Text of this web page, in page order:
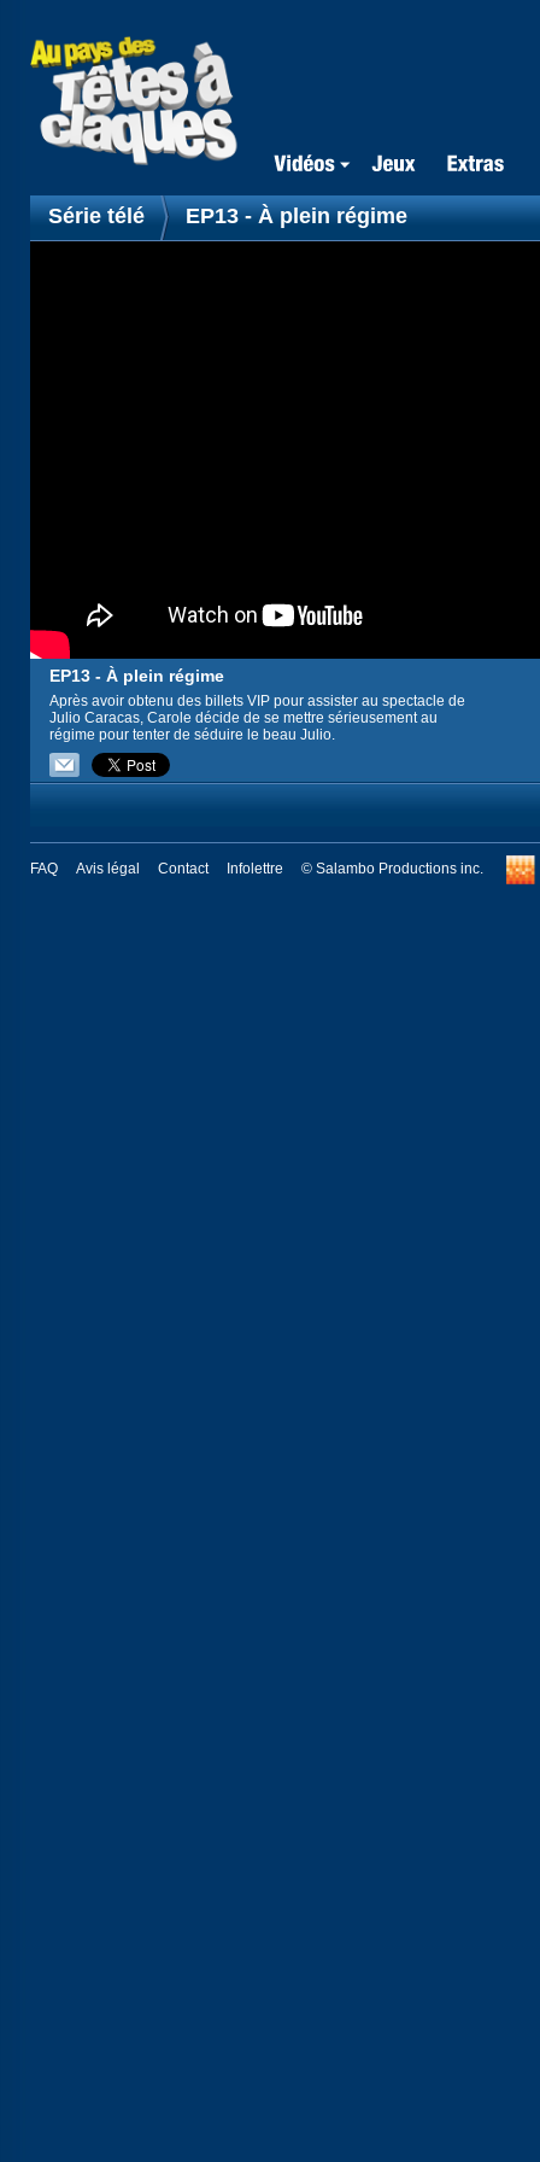
Série télé EP13 - À plein régime
EP13 - À plein régime
Après avoir obtenu des billets VIP pour assister au spectacle de
Julio Caracas, Carole décide de se mettre sérieusement au
régime pour tenter de séduire le beau Julio.
FAQ Avis légal Contact Infolettre © Salambo Productions inc.